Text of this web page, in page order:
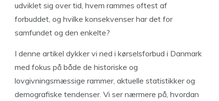
udviklet sig over tid, hvem rammes oftest af
forbuddet, og hvilke konsekvenser har det for
samfundet og den enkelte?
I denne artikel dykker vi ned i kørselsforbud i Danmark
med fokus på både de historiske og
lovgivningsmæssige rammer, aktuelle statistikker og
demografiske tendenser. Vi ser nærmere på, hvordan